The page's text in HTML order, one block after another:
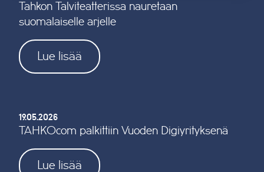
Tahkon Talviteatterissa nauretaan
suomalaiselle arjelle
Lue lisää
19.05.2026
TAHKOcom palkittiin Vuoden Digiyrityksenä
Lue lisää